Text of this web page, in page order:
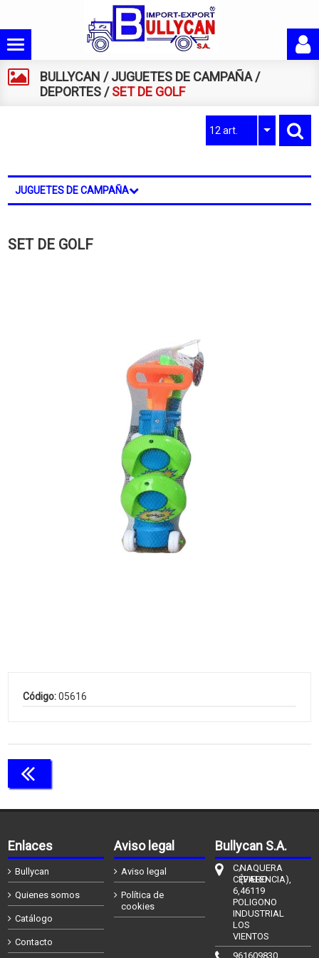
BULLYCAN /JUGUETES DE CAMPAÑA/
DEPORTES /SET DE GOLF
12 art.
JUGUETES DE CAMPAÑA
SET DE GOLF
Código:05616
Enlaces
Bullycan
Quienes somos
Catálogo
Contacto
Aviso legal
Aviso legal
Política de
cookies
Bullycan S.A.
C/
CÉFIERO
6,
POLIGONO
INDUSTRIAL
LOS
VIENTOS
NAQUERA
(VALENCIA),
46119
961609830